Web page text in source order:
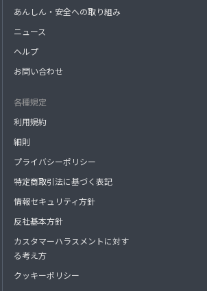
あんしん・安全への取り組み
ニュース
ヘルプ
お問い合わせ
各種規定
利用規約
細則
プライバシーポリシー
特定商取引法に基づく表記
情報セキュリティ方針
反社基本方針
カスタマーハラスメントに対す
る考え方
クッキーポリシー